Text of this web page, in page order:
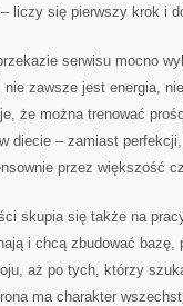
liczy się pierwszy krok i
serwisu mocno
nie zawsze jest energia,
że można trenować
diecie – zamiast
przez większość
skupia się także na
i chcą zbudować
aż po tych, którzy
ma charakter